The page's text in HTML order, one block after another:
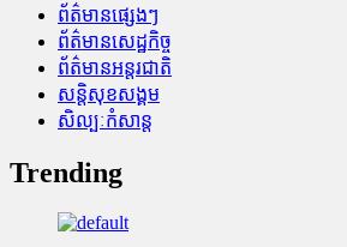
ព័ត៌មានផ្សេងៗ
ព័ត៌មានសេដ្ឋកិច្ច
ព័ត៌មានអន្តរជាតិ
សន្តិសុខសង្គម
សិល្បៈកំសាន្ត
Trending